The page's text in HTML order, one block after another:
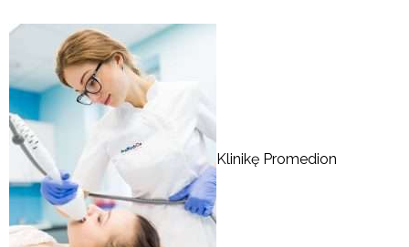
Klinikę Promedion